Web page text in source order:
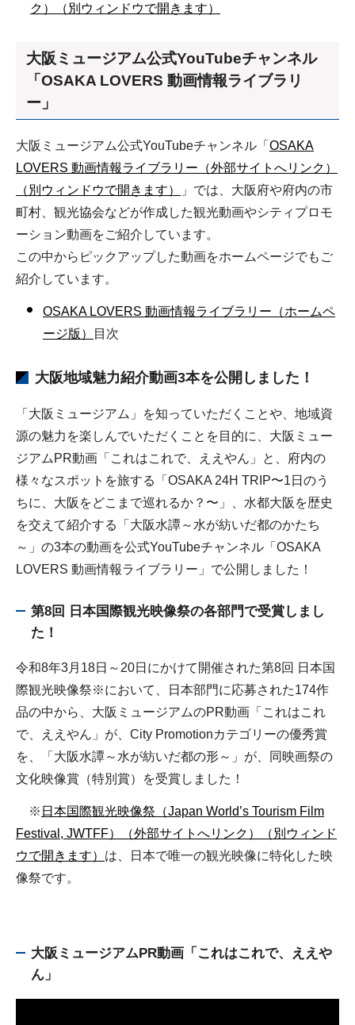
ク）（別ウィンドウで開きます）
大阪ミュージアム公式YouTubeチャンネル
「OSAKA LOVERS 動画情報ライブラリ
ー」
大阪ミュージアム公式YouTubeチャンネル「 OSAKA
LOVERS 動画情報ライブラリー（外部サイトへリンク）
（別ウィンドウで開きます）
」では、大阪府や府内の市
町村、観光協会などが作成した観光動画やシティプロモ
ーション動画をご紹介しています。
この中からピックアップした動画をホームページでもご
紹介しています。
OSAKA LOVERS 動画情報ライブラリー（ホームペ
ージ版）
目次
大阪地域魅力紹介動画3本を公開しました！
「大阪ミュージアム」を知っていただくことや、地域資
源の魅力を楽しんでいただくことを目的に、大阪ミュー
ジアムPR動画「これはこれで、ええやん」と、府内の
様々なスポットを旅する「OSAKA 24H TRIP〜1日のう
ちに、大阪をどこまで巡れるか？〜」、水都大阪を歴史
を交えて紹介する「大阪水譚～水が紡いだ都のかたち
～」の3本の動画を公式YouTubeチャンネル「OSAKA
LOVERS 動画情報ライブラリー」で公開しました！
第8回 日本国際観光映像祭の各部門で受賞しまし
た！
令和8年3月18日～20日にかけて開催された第8回 日本国
際観光映像祭※において、日本部門に応募された174作
品の中から、大阪ミュージアムのPR動画「これはこれ
で、ええやん」が、City Promotionカテゴリーの優秀賞
を、「大阪水譚～水が紡いだ都の形～」が、同映画祭の
文化映像賞（特別賞）を受賞しました！
※ 日本国際観光映像祭（Japan World’s Tourism Film
Festival, JWTFF）（外部サイトへリンク）（別ウィンド
ウで開きます） は、日本で唯一の観光映像に特化した映
像祭です。
大阪ミュージアムPR動画「これはこれで、ええや
ん」